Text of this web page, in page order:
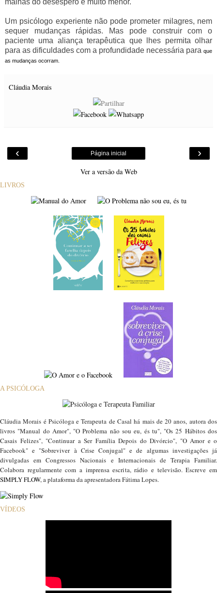
Um psicólogo experiente não pode prometer milagres, nem
sequer mudanças rápidas. Mas pode construir com o
paciente uma aliança terapêutica que lhes permita olhar
para as dificuldades com a profundidade necessária para que
as mudanças ocorram.
Cláudia Morais
‹ ›
Página inicial
Ver a versão da Web
LIVROS
A PSICÓLOGA
Cláudia Morais é Psicóloga e Terapeuta de Casal há mais de 20 anos, autora dos
livros "Manual do Amor", "O Problema não sou eu, és tu", "Os 25 Hábitos dos
Casais Felizes", "Continuar a Ser Família Depois do Divórcio", "O Amor e o
Facebook" e "Sobreviver à Crise Conjugal" e de algumas investigações já
divulgadas em Congressos Nacionais e Internacionais de Terapia Familiar.
Colabora regularmente com a imprensa escrita, rádio e televisão. Escreve em
SIMPLY FLOW, a plataforma da apresentadora Fátima Lopes.
VÍDEOS